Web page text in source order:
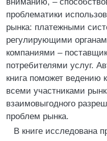
проблематики
рынка: платежными
регулирующими
компаниями –
потребителями услуг.
книга поможет ведению
всеми участниками
взаимовыгодного
проблем рынка.
В книге исследована